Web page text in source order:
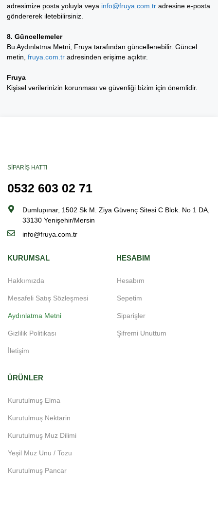
adresimize posta yoluyla veya info@fruya.com.tr adresine e-posta
göndererek iletebilirsiniz.
8. Güncellemeler
Bu Aydınlatma Metni, Fruya tarafından güncellenebilir. Güncel
metin, fruya.com.tr adresinden erişime açıktır.
Fruya
Kişisel verilerinizin korunması ve güvenliği bizim için önemlidir.
SIPARIŞ HATTI
0532 603 02 71
Dumlupınar, 1502 Sk M. Ziya Güvenç Sitesi C Blok. No 1 DA,
33130 Yenişehir/Mersin
info@fruya.com.tr
KURUMSAL
Hakkımızda
Mesafeli Satış Sözleşmesi
Aydınlatma Metni
Gizlilik Politikası
İletişim
HESABIM
Hesabım
Sepetim
Siparişler
Şifremi Unuttum
ÜRÜNLER
Kurutulmuş Elma
Kurutulmuş Nektarin
Kurutulmuş Muz Dilimi
Yeşil Muz Unu / Tozu
Kurutulmuş Pancar